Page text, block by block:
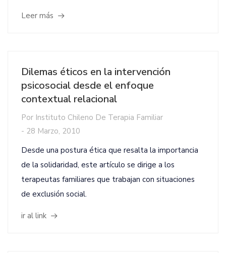
Leer más
Dilemas éticos en la intervención
psicosocial desde el enfoque
contextual relacional
Por Instituto Chileno De Terapia Familiar
- 28 Marzo, 2010
Desde una postura ética que resalta la importancia
de la solidaridad, este artículo se dirige a los
terapeutas familiares que trabajan con situaciones
de exclusión social.
ir al link